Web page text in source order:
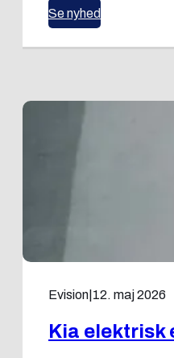
Se nyhed
Evision 12. maj 2026
Kia elektrisk